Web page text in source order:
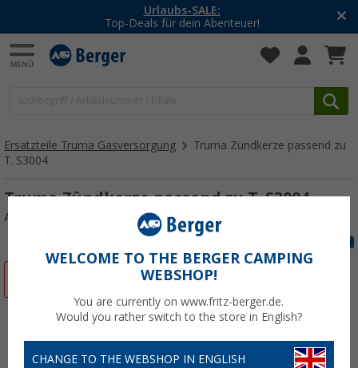
Urlaubs-SALE:
Top-Deals für dein Abenteuer!
Ersatzteile Truma Gasversorgung
Truma Zündkerze passend zu
T. S3004
Truma Zündkerze passend zu T. S3004
Art.-Nr.: 117233
WELCOME TO THE BERGER CAMPING
WEBSHOP!
You are currently on www.fritz-berger.de.
Would you rather switch to the store in English?
CHANGE TO THE WEBSHOP IN ENGLISH